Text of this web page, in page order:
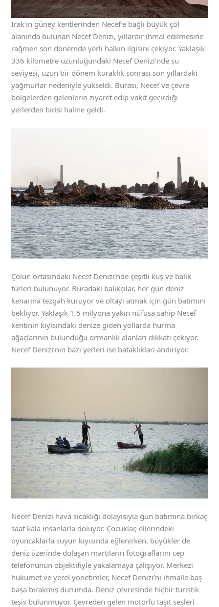
Irak’ın güney kentlerinden Necef’e bağlı büyük çöl
alanında bulunan Necef Denizi, yıllardır ihmal edilmesine
rağmen son dönemde yerli halkın ilgisini çekiyor. Yaklaşık
336 kilometre uzunluğundaki Necef Denizi’nde su
seviyesi, uzun bir dönem kuraklık sonrası son yıllardaki
yağmurlar nedeniyle yükseldi. Burası, Necef ve çevre
bölgelerden gelenlerin ziyaret edip vakit geçirdiği
yerlerden birisi haline geldi.
Çölün ortasındaki Necef Denizi’nde çeşitli kuş ve balık
türleri bulunuyor. Buradaki balıkçılar, her gün deniz
kenarına tezgah kuruyor ve oltayı atmak için gün batımını
bekliyor. Yaklaşık 1,5 milyona yakın nüfusa sahip Necef
kentinin kıyısındaki denize giden yollarda hurma
ağaçlarının bulunduğu ormanlık alanları dikkati çekiyor.
Necef Denizi’nin bazı yerleri ise bataklıkları andırıyor.
Necef Denizi hava sıcaklığı dolayısıyla gün batımına birkaç
saat kala insanlarla doluyor. Çocuklar, ellerindeki
oyuncaklarla suyun kıyısında eğlenirken, büyükler de
deniz üzerinde dolaşan martıların fotoğraflarını cep
telefonunun objektifiyle yakalamaya çalışıyor. Merkezi
hükümet ve yerel yönetimler, Necef Denizi’ni ihmalle baş
başa bırakmış durumda. Deniz çevresinde hiçbir turistik
tesis bulunmuyor. Çevreden gelen motorlu taşıt sesleri